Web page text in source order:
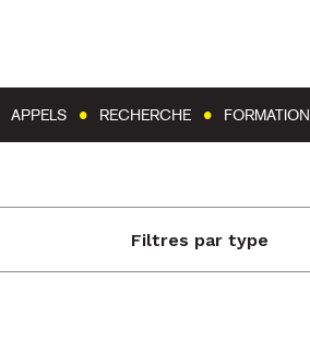
APPELS RECHERCHE FORMATION
Filtres par type